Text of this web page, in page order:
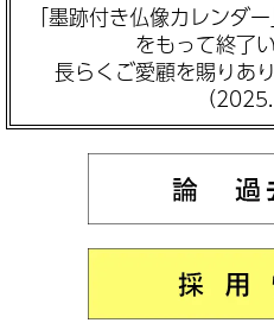
「墨跡付き仏像カレンダ
をもって終了
長らくご愛顧を賜りあ
（